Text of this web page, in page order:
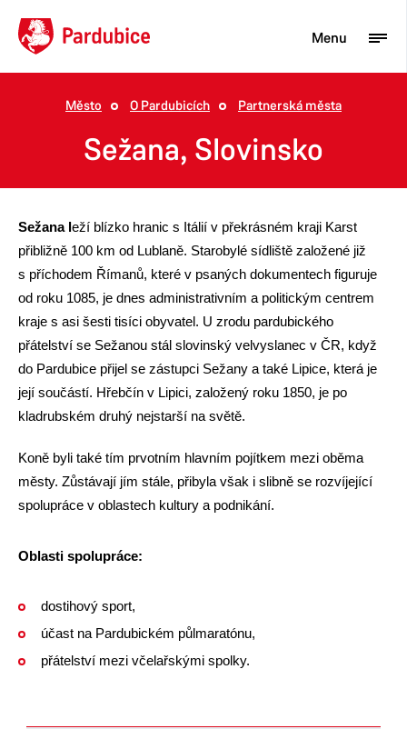
Turista
Aktuality
Podnikatel
Město
Město O Pardubicích Partnerská města
Sežana, Slovinsko
Sežana leží blízko hranic s Itálií v překrásném kraji Karst
přibližně 100 km od Lublaně. Starobylé sídliště založené již
s příchodem Římanů, které v psaných dokumentech figuruje
od roku 1085, je dnes administrativním a politickým centrem
kraje s asi šesti tisíci obyvatel. U zrodu pardubického
přátelství se Sežanou stál slovinský velvyslanec v ČR, když
do Pardubice přijel se zástupci Sežany a také Lipice, která je
její součástí. Hřebčín v Lipici, založený roku 1850, je po
kladrubském druhý nejstarší na světě.
Koně byli také tím prvotním hlavním pojítkem mezi oběma
městy. Zůstávají jím stále, přibyla však i slibně se rozvíjející
spolupráce v oblastech kultury a podnikání.
Oblasti spolupráce:
dostihový sport,
účast na Pardubickém půlmaratónu,
přátelství mezi včelařskými spolky.
Menu